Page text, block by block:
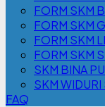
FORM SKM
FORM SKM
FORM SKM
FORM SKM
SKM BINA
SKM WIDURI
FAQ